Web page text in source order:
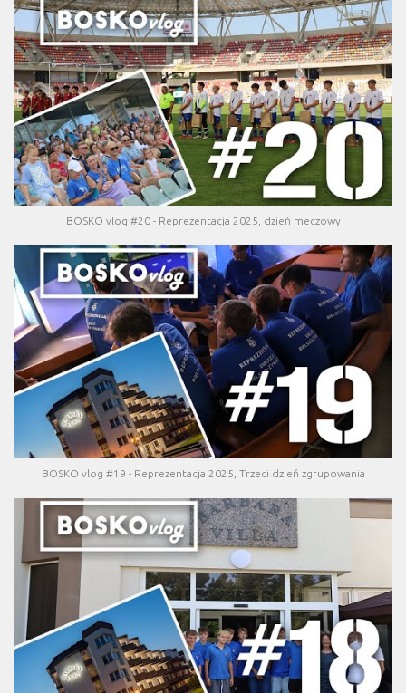
BOSKO vlog #20 - Reprezentacja 2025, dzień meczowy
BOSKO vlog #19 - Reprezentacja 2025, Trzeci dzień zgrupowania